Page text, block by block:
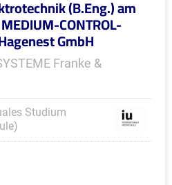
(B.Eng.) am
CONTROL-
GmbH
Franke &
Studium